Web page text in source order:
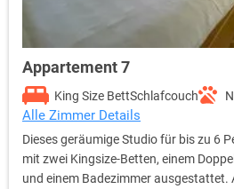
Appartement 7
King Size BettSchlafcouch
Alle Zimmer Details
Dieses geräumige Studio für bis zu 6
mit zwei Kingsize-Betten, einem
und einem Badezimmer ausgestattet.